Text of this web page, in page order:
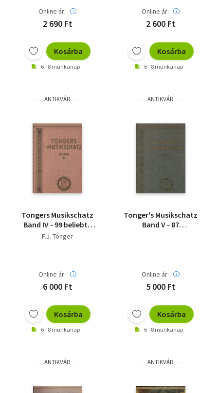
Online ár:
2 690 Ft
Kosárba
6 - 8 munkanap
Online ár:
2 600 Ft
Kosárba
6 - 8 munkanap
ANTIKVÁR
Tongers Musikschatz
Band IV - 99 beliebte
klavierstücke und
P.J. Tonger
Online ár:
6 000 Ft
Kosárba
6 - 8 munkanap
ANTIKVÁR
Tonger's Musikschatz
Band V - 87
Online ár:
5 000 Ft
Kosárba
6 - 8 munkanap
ANTIKVÁR ANTIKVÁR